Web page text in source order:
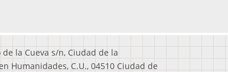
la Cueva s/n, Ciudad de la
Humanidades, C.U., 04510 Ciudad de